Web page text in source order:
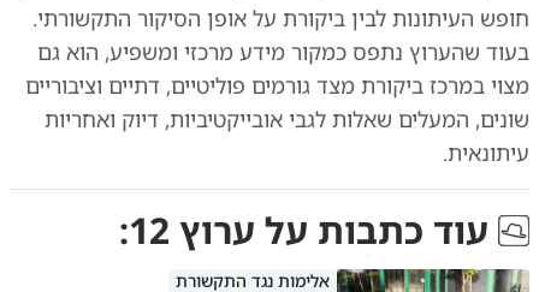
חופש העיתונות לבין ביקורת על אופן הסיקור התקשורתי.
בעוד שהערוץ נתפס כמקור מידע מרכזי ומשפיע, הוא גם
מצוי במרכז ביקורת מצד גורמים פוליטיים, דתיים וציבוריים
שונים, המעלים שאלות לגבי אובייקטיביות, דיוק ואחריות
עיתונאית.
עוד כתבות על ערוץ 12 :
אלימות נגד התקשורת